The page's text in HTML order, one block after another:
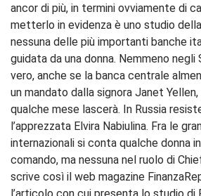
ancor di più, in termini ovviamente di
metterlo in evidenza è uno studio
nessuna delle più importanti banche
guidata da una donna. Nemmeno
vero, anche se la banca centrale
un mandato dalla signora Janet
qualche mese lascerà. In Russia
l’apprezzata Elvira Nabiulina. Fra le
internazionali si conta qualche donna
comando, ma nessuna nel ruolo di
scrive così il web magazine
l’articolo con cui presenta lo studio di